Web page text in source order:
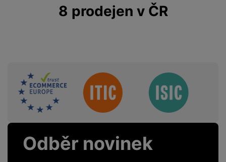
8 prodejen v ČR
Sdružení
Odběr novinek